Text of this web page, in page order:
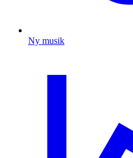
Ny musik